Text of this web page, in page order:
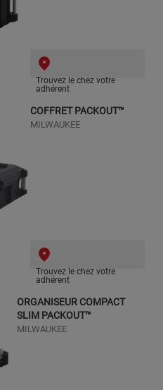
Trouvez le chez votre
adhérent
COFFRET PACKOUT™
MILWAUKEE
Trouvez le chez votre
adhérent
ORGANISEUR COMPACT
SLIM PACKOUT™
MILWAUKEE